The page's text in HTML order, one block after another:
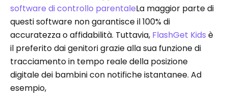
software di controllo parentaleLa maggior parte di
questi software non garantisce il 100% di
accuratezza o affidabilità. Tuttavia, FlashGet Kids è
il preferito dai genitori grazie alla sua funzione di
tracciamento in tempo reale della posizione
digitale dei bambini con notifiche istantanee. Ad
esempio,